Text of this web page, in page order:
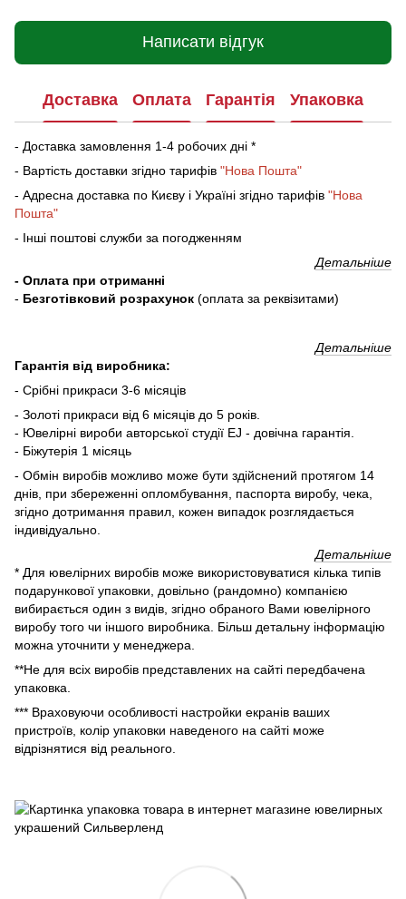
Написати відгук
Доставка Оплата Гарантія Упаковка
- Доставка замовлення 1-4 робочих дні *
- Вартість доставки згідно тарифів "Нова Пошта"
- Адресна доставка по Києву і Україні згідно тарифів "Нова
Пошта"
- Інші поштові служби за погодженням
Детальніше
- Оплата при отриманні
- Безготівковий розрахунок (оплата за реквізитами)
Детальніше
Гарантія від виробника:
- Срібні прикраси 3-6 місяців
- Золоті прикраси від 6 місяців до 5 років.
- Ювелірні вироби авторської студії EJ - довічна гарантія.
- Біжутерія 1 місяць
- Обмін виробів можливо може бути здійснений протягом 14
днів, при збереженні опломбування, паспорта виробу, чека,
згідно дотримання правил, кожен випадок розглядається
індивідуально.
Детальніше
* Для ювелірних виробів може використовуватися кілька типів
подарункової упаковки, довільно (рандомно) компанією
вибирається один з видів, згідно обраного Вами ювелірного
виробу того чи іншого виробника. Більш детальну інформацію
можна уточнити у менеджера.
**Не для всіх виробів представлених на сайті передбачена
упаковка.
*** Враховуючи особливості настройки екранів ваших
пристроїв, колір упаковки наведеного на сайті може
відрізнятися від реального.